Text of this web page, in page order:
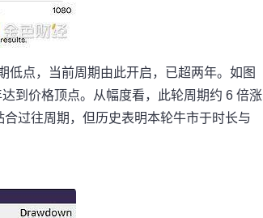
低点，当前周期由此开启，已超两年。如图
到价格顶点。从幅度看，此轮周期约 6 倍涨
过往周期，但历史表明本轮牛市于时长与